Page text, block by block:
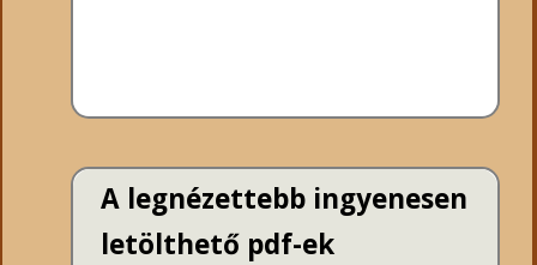
A legnézettebb ingyenesen
letölthető pdf-ek